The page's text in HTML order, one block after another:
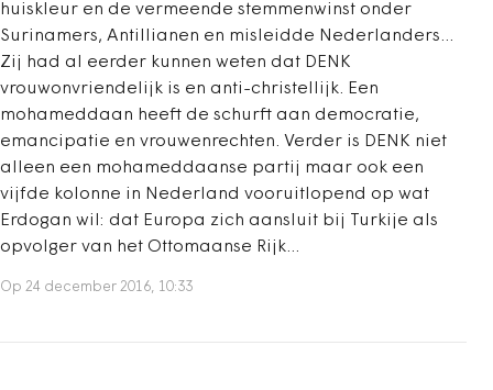
huiskleur en de vermeende stemmenwinst onder
Surinamers, Antillianen en misleidde Nederlanders...
Zij had al eerder kunnen weten dat DENK
vrouwonvriendelijk is en anti-christellijk. Een
mohameddaan heeft de schurft aan democratie,
emancipatie en vrouwenrechten. Verder is DENK niet
alleen een mohameddaanse partij maar ook een
vijfde kolonne in Nederland vooruitlopend op wat
Erdogan wil: dat Europa zich aansluit bij Turkije als
opvolger van het Ottomaanse Rijk...
Op 24 december 2016, 10:33